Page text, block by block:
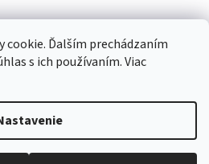
cookie. Ďalším prechádzaním
s ich používaním. Viac